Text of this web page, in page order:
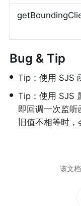
Bug & Tip
• Tip：使用 SJS
• Tip：使用 SJS
即回调一次监
旧值不相等时，
该文